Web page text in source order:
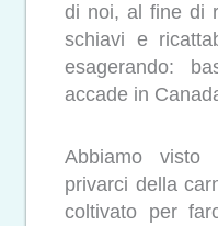
di noi, al fine di
schiavi e
esagerando:
accade in
Abbiamo visto
privarci della
coltivato per